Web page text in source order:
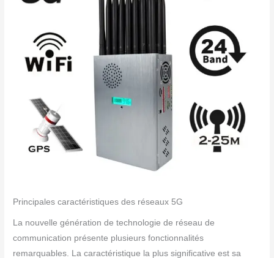
Principales caractéristiques des réseaux 5G
La nouvelle génération de technologie de réseau de
communication présente plusieurs fonctionnalités
remarquables. La caractéristique la plus significative est sa